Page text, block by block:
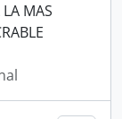
LA MAS